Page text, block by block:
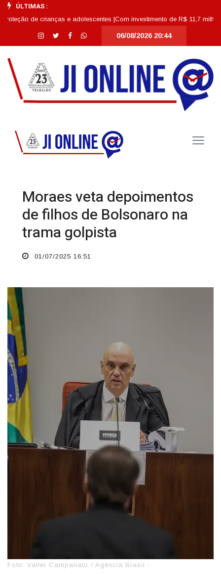
ÚLTIMAS :
de crianças e adolescentes |Com investimento de R$ 11,7 milhões,
06/08/2026 20:44
Moraes veta depoimentos
de filhos de Bolsonaro na
trama golpista
01/07/2025 16:51
Foto: Valter Campanato / Agência Brasil -